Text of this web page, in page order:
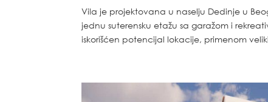
Vila je projektovana u naselju Dedinje u
jednu suterensku etažu sa garažom i
iskorišćen potencijal lokacije, primenom